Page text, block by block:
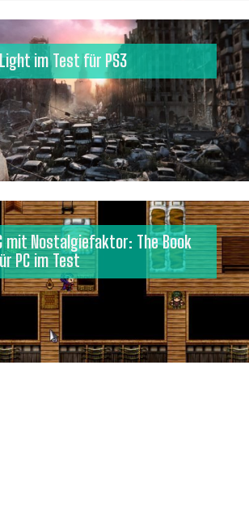
im Test für PS3
mit Nostalgiefaktor: The Book
PC im Test